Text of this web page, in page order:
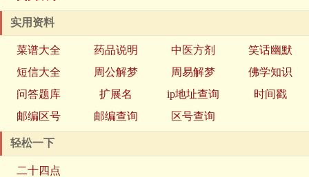
实用资料
菜谱大全 药品说明 中医方剂
笑话幽默
短信大全
周公解梦 周易解梦
佛学知识
问答题库
扩展名 ip地址查询
时间戳
邮编区号
邮编查询 区号查询
轻松一下
二十四点